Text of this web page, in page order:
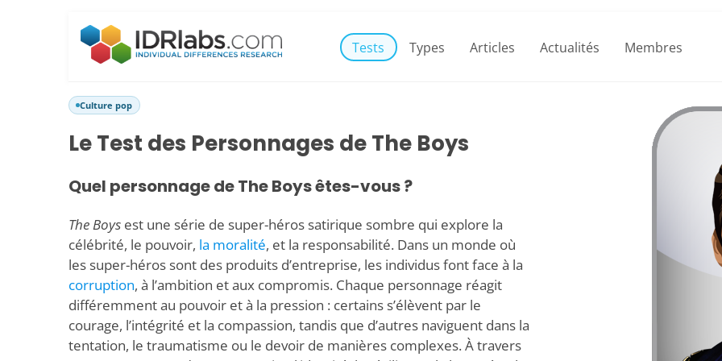
Tests Types Articles Actualités Membres
Culture pop
Le Test des Personnages de The Boys
Quel personnage de The Boys êtes-vous ?
The Boys est une série de super-héros satirique sombre qui explore la
célébrité, le pouvoir, la moralité, et la responsabilité. Dans un monde où
les super-héros sont des produits d’entreprise, les individus font face à la
corruption, à l’ambition et aux compromis. Chaque personnage réagit
différemment au pouvoir et à la pression : certains s’élèvent par le
courage, l’intégrité et la compassion, tandis que d’autres naviguent dans la
tentation, le traumatisme ou le devoir de manières complexes. À travers